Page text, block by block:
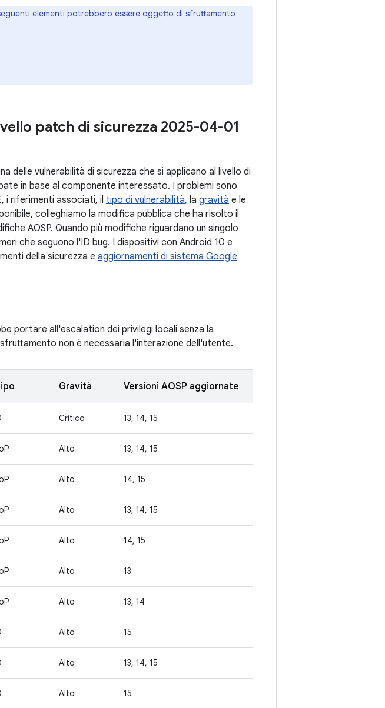
elementi potrebbero essere oggetto di sfruttamento
patch di sicurezza 2025-04-01
delle vulnerabilità di sicurezza che si applicano al livello di
in base al componente interessato. I problemi sono
i riferimenti associati, il tipo di vulnerabilità, la gravità e le
colleghiamo la modifica pubblica che ha risolto il
AOSP. Quando più modifiche riguardano un singolo
che seguono l'ID bug. I dispositivi con Android 10 e
della sicurezza e aggiornamenti di sistema Google
portare all'escalation dei privilegi locali senza la
non è necessaria l'interazione dell'utente.
Gravità Versioni AOSP aggiornate
Critico 13, 14, 15
Alto 13, 14, 15
Alto 14, 15
Alto 13, 14, 15
Alto 14, 15
Alto 13
Alto 13, 14
Alto 15
Alto 13, 14, 15
Alto 15